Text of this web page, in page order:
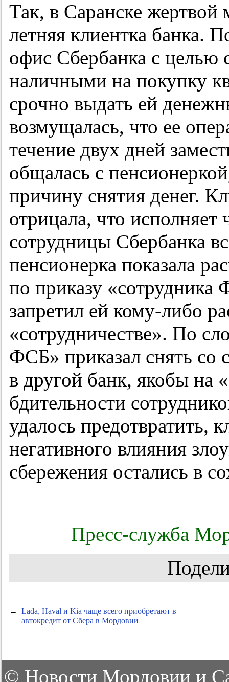
Так, в Саранске жертвой
летняя клиентка банка.
офис Сбербанка с целью
наличными на покупку
срочно выдать ей
возмущалась, что ее
течение двух дней
общалась с
причину снятия денег.
отрицала, что
сотрудницы Сбербанка
пенсионерка показала
по приказу «сотрудника
запретил ей кому-либо
«сотрудничестве». По
ФСБ» приказал снять со
в другой банк, якобы на
бдительности
удалось предотвратить,
негативного влияния
сбережения остались в
Пресс-служба
←
Lada, Haval и Kia чаще всего приобретают в
автокредит от Сбера в Мордовии
© Новости Мордовии и